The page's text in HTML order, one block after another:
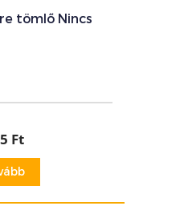
tömlő Nincs
Ft